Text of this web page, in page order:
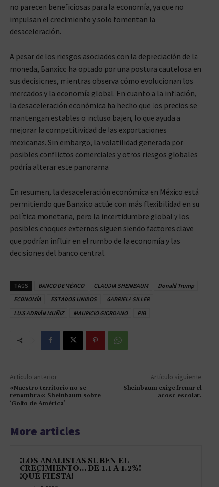
no parecen beneficiosas para la economía, ya que no
impulsan el crecimiento y solo fomentan la
desaceleración.
A pesar de los riesgos asociados con la depreciación de la
moneda, Banxico ha optado por una postura cautelosa en
sus decisiones, mientras observa cómo evolucionan los
mercados y la economía global. En cuanto a la inflación,
la desaceleración económica ha hecho que los precios se
mantengan estables o incluso bajen, lo que ayuda a
mejorar la competitividad de las exportaciones
mexicanas. Sin embargo, la volatilidad generada por
posibles conflictos comerciales y otros riesgos globales
podría alterar este panorama.
En resumen, la desaceleración económica en México está
permitiendo que Banxico actúe con más flexibilidad en su
política monetaria, pero la incertidumbre global y los
posibles choques externos siguen siendo factores clave
que podrían influir en el rumbo de la economía y las
decisiones del banco central.
TAGS BANCO DE MÉXICO CLAUDIA SHEINBAUM
Donald Trump
ECONOMÍA
ESTADOS UNIDOS
GABRIELA SILLER
LUIS ADRIÁN MUÑIZ
MAURICIO GIORDANO PIB
Artículo anterior
«Nuestro territorio no se
renombra»: Sheinbaum sobre
‘Golfo de América’
Artículo siguiente
Sheinbaum exige frenar el
acoso escolar.
More articles
¡LOS ANALISTAS SUBEN EL
CRECIMIENTO… DE 1.1 A 1.2%!
¡QUÉ FIESTA!